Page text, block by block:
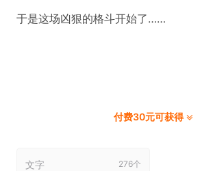
于是这场凶狠的格斗开始了……
付费30元可获得
文字 276个